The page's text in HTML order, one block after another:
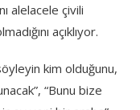
alelacele çivili
açıklıyor.
kim olduğunu,
“Bunu bize